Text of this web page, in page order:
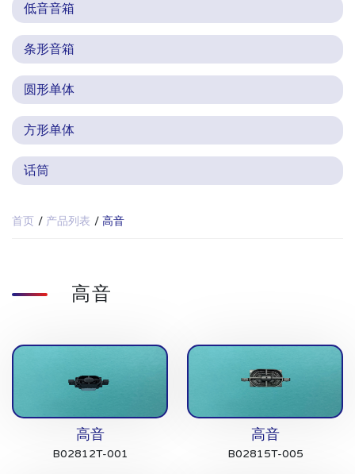
低音音箱
条形音箱
圆形单体
方形单体
话筒
首页 产品列表 高音
高音
高音
B02812T-001
高音
B02815T-005